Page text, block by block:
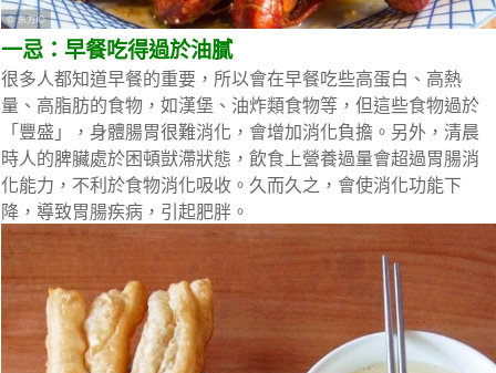
一忌：早餐吃得過於油膩
很多人都知道早餐的重要，所以會在早餐吃些高蛋白、高熱
量、高脂肪的食物，如漢堡、油炸類食物等，但這些食物過於
「豐盛」，身體腸胃很難消化，會增加消化負擔。另外，清晨
時人的脾臟處於困頓獃滯狀態，飲食上營養過量會超過胃腸消
化能力，不利於食物消化吸收。久而久之，會使消化功能下
降，導致胃腸疾病，引起肥胖。